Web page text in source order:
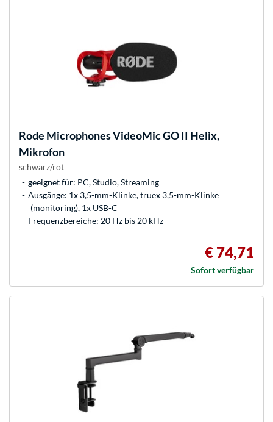
Rode MicrophonesVideoMic GO II Helix,
Mikrofon
schwarz/rot
geeignet für: PC, Studio, Streaming
Ausgänge: 1x 3,5-mm-Klinke, truex 3,5-mm-Klinke
(monitoring), 1x USB-C
Frequenzbereiche: 20 Hz bis 20 kHz
€ 74,71
Sofort verfügbar